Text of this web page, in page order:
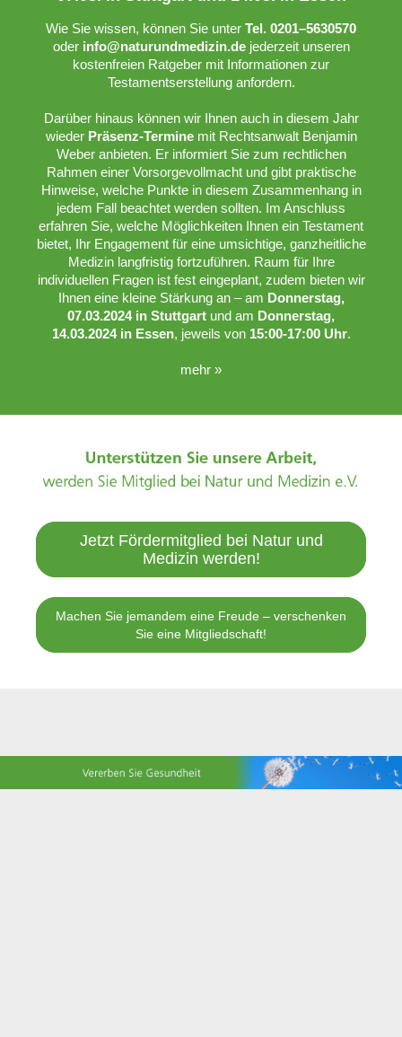
Wie Sie wissen, können Sie unter Tel. 0201–5630570
oder info@naturundmedizin.dejederzeit unseren
kostenfreien Ratgeber mit Informationen zur
Testamentserstellung anfordern.
Darüber hinaus können wir Ihnen auch in diesem Jahr
wieder Präsenz-Terminemit Rechtsanwalt Benjamin
Weber anbieten. Er informiert Sie zum rechtlichen
Rahmen einer Vorsorgevollmacht und gibt praktische
Hinweise, welche Punkte in diesem Zusammenhang in
jedem Fall beachtet werden sollten. Im Anschluss
erfahren Sie, welche Möglichkeiten Ihnen ein Testament
bietet, Ihr Engagement für eine umsichtige, ganzheitliche
Medizin langfristig fortzuführen. Raum für Ihre
individuellen Fragen ist fest eingeplant, zudem bieten wir
Ihnen eine kleine Stärkung an – am Donnerstag,
07.03.2024 in Stuttgart und am Donnerstag,
14.03.2024 in Essen, jeweils von 15:00-17:00 Uhr.
mehr »
Jetzt Fördermitglied bei Natur und
Medizin werden!
Machen Sie jemandem eine Freude – verschenken
Sie eine Mitgliedschaft!